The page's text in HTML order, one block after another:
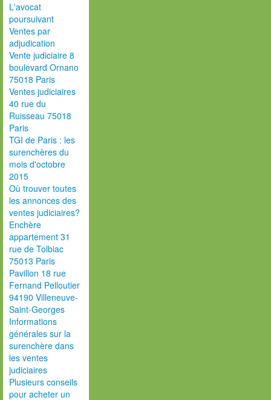
L'avocat
poursuivant
Ventes par
adjudication
Vente judiciaire 8
boulevard Ornano
75018 Paris
Ventes judiciaires
40 rue du
Ruisseau 75018
Paris
TGI de Paris : les
surenchères du
mois d'octobre
2015
Où trouver toutes
les annonces des
ventes judiciaires?
Enchère
appartement 31
rue de Tolbiac
75013 Paris
Pavillon 18 rue
Fernand Pelloutier
94190 Villeneuve-
Saint-Georges
Informations
générales sur la
surenchère dans
les ventes
judiciaires
Plusieurs conseils
pour acheter un